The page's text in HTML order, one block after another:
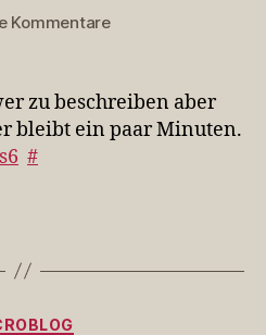
Kommentarezu
zu
zu beschreiben aber
bleibt ein paar Minuten.
#
Kategorien